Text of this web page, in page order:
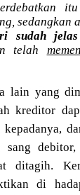
sedangkan
sudah
telah
lain yang
kreditor
sang
ditagih.
di